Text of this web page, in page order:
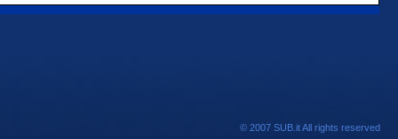
© 2007 SUB.it All rights reserved